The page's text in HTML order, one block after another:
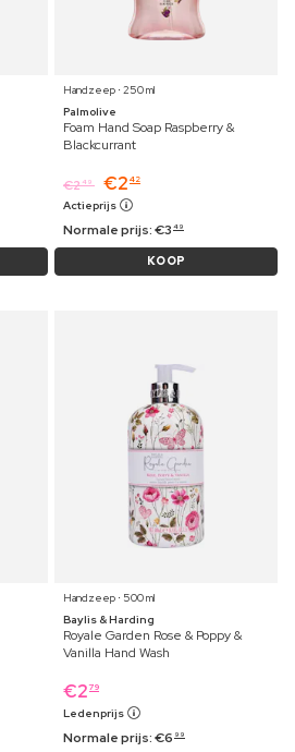
Handzeep ⋅ 250 ml
Palmolive
Foam Hand Soap Raspberry &
Blackcurrant
€2 49 €2 42
Actieprijs
Normale prijs:€3 49
KOOP
Handzeep ⋅ 500 ml
Baylis & Harding
Royale Garden Rose & Poppy &
Vanilla Hand Wash
€2 79
Ledenprijs
Normale prijs:€6 99